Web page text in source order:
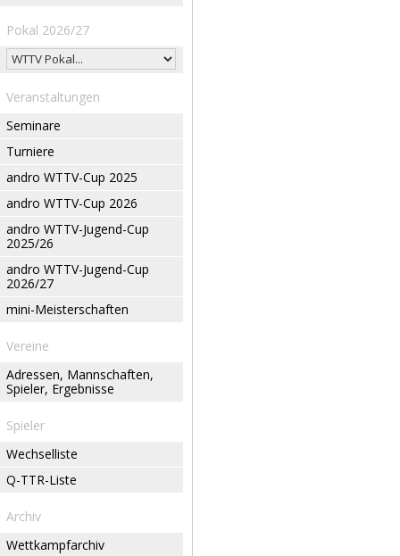
Pokal 2026/27
Veranstaltungen
Seminare
Turniere
andro WTTV-Cup 2025
andro WTTV-Cup 2026
andro WTTV-Jugend-Cup
2025/26
andro WTTV-Jugend-Cup
2026/27
mini-Meisterschaften
Vereine
Adressen, Mannschaften,
Spieler, Ergebnisse
Spieler
Wechselliste
Q-TTR-Liste
Archiv
Wettkampfarchiv